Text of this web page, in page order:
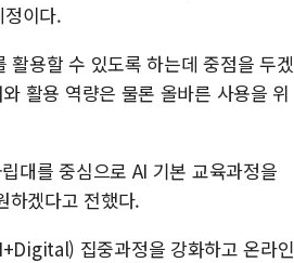
이다.
활용할 수 있도록 하는데 중점을 두겠
활용 역량은 물론 올바른 사용을 위
대를 중심으로 AI 기본 교육과정을
하겠다고 전했다.
집중과정을 강화하고 온라인